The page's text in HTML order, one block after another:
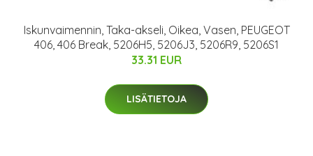
Iskunvaimennin, Taka-akseli, Oikea, Vasen, PEUGEOT
406, 406 Break, 5206H5, 5206J3, 5206R9, 5206S1
33.31 EUR
LISÄTIETOJA